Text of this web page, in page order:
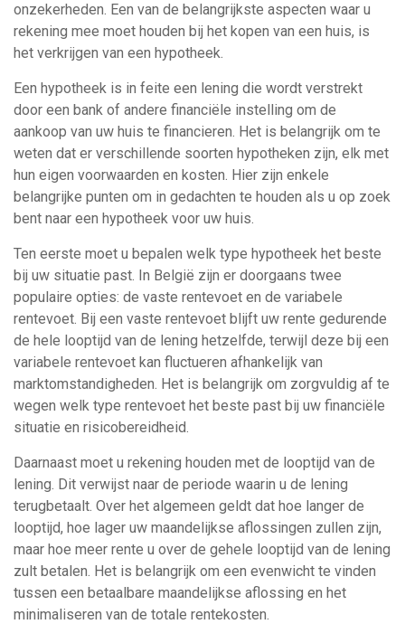
onzekerheden. Een van de belangrijkste aspecten waar u
rekening mee moet houden bij het kopen van een huis, is
het verkrijgen van een hypotheek.
Een hypotheek is in feite een lening die wordt verstrekt
door een bank of andere financiële instelling om de
aankoop van uw huis te financieren. Het is belangrijk om te
weten dat er verschillende soorten hypotheken zijn, elk met
hun eigen voorwaarden en kosten. Hier zijn enkele
belangrijke punten om in gedachten te houden als u op zoek
bent naar een hypotheek voor uw huis.
Ten eerste moet u bepalen welk type hypotheek het beste
bij uw situatie past. In België zijn er doorgaans twee
populaire opties: de vaste rentevoet en de variabele
rentevoet. Bij een vaste rentevoet blijft uw rente gedurende
de hele looptijd van de lening hetzelfde, terwijl deze bij een
variabele rentevoet kan fluctueren afhankelijk van
marktomstandigheden. Het is belangrijk om zorgvuldig af te
wegen welk type rentevoet het beste past bij uw financiële
situatie en risicobereidheid.
Daarnaast moet u rekening houden met de looptijd van de
lening. Dit verwijst naar de periode waarin u de lening
terugbetaalt. Over het algemeen geldt dat hoe langer de
looptijd, hoe lager uw maandelijkse aflossingen zullen zijn,
maar hoe meer rente u over de gehele looptijd van de lening
zult betalen. Het is belangrijk om een evenwicht te vinden
tussen een betaalbare maandelijkse aflossing en het
minimaliseren van de totale rentekosten.